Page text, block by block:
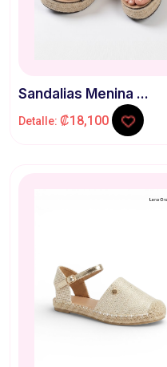
Sandalias Menina ...
Detalle: ₡18,100